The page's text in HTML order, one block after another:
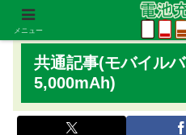
共通記事(モバイルバ
5,000mAh)
メニュー